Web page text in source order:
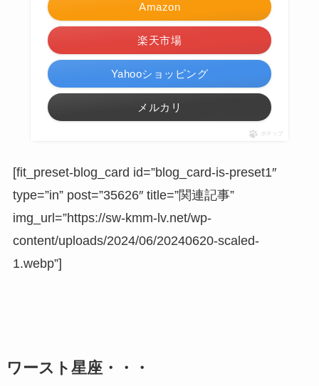
Amazon
楽天市場
Yahooショッピング
メルカリ
ポチップ
[fit_preset-blog_card id=”blog_card-is-preset1″
type=”in” post=”35626″ title=”関連記事”
img_url=”https://sw-kmm-lv.net/wp-
content/uploads/2024/06/20240620-scaled-
1.webp”]
ワースト星座・・・